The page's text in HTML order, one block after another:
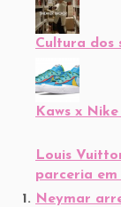
Cultura dos
Kaws x
Louis
parceria em
Neymar